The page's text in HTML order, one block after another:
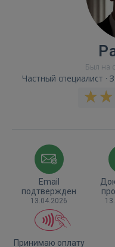
Был на
Частный специалист ·
Email
подтвержден
13.04.2026
Принимаю оплату